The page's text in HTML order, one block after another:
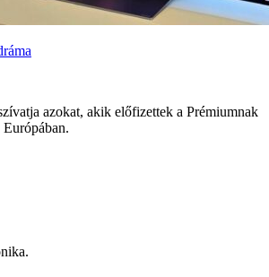
azokat, akik előfizettek a Prémiumnak
Európában.